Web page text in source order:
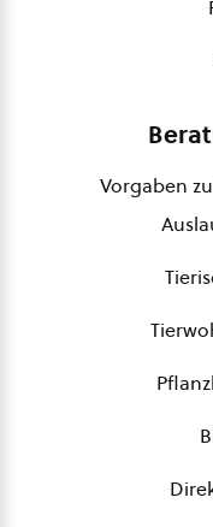
Vorgaben